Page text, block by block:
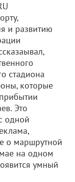
и развитию
стадиона
которые
Это
одной
о маршрутной
на одном
умный